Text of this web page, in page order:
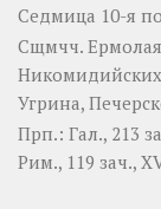
Седмица 10-я
Сщмчч. Ермолая
Угрина,
Прп.: Гал., 213
Рим., 119 зач.,